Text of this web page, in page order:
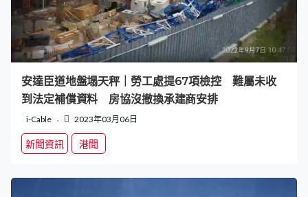
安達臣道地盤塌天秤｜勞工處提67項檢控 難屬未收
到法定補償資料 房協沒撤換承建商安排
i-Cable 2023年03月06日
新聞資訊 港聞